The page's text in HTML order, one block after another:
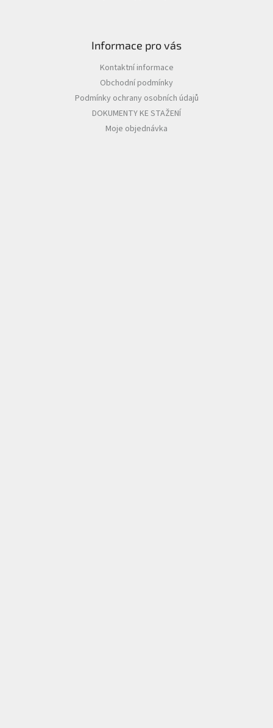
Informace pro vás
Kontaktní informace
Obchodní podmínky
Podmínky ochrany osobních údajů
DOKUMENTY KE STAŽENÍ
Moje objednávka